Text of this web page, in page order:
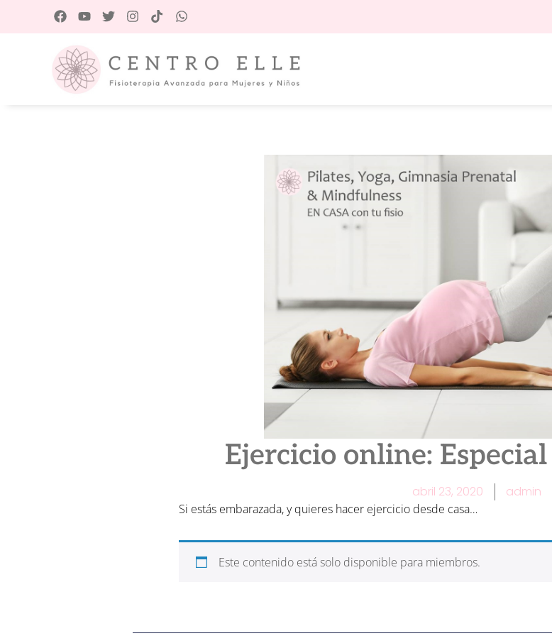
Ejercicio online:
abril 23, 2020 admin
Si estás embarazada, y quieres hacer ejercicio desde casa…
Este contenido está solo disponible para miembros.